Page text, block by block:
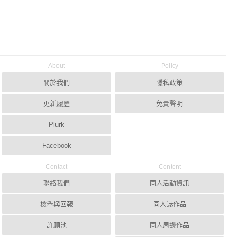
About
關於我們
更新履歷
Plurk
Facebook
Policy
隱私政策
免責聲明
Contact
聯絡我們
檢舉與回報
許願池
Content
同人活動資訊
同人誌作品
同人周邊作品